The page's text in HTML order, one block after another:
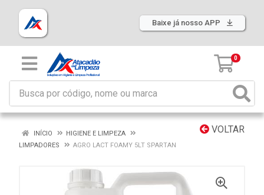
Baixe já nosso APP
0
VOLTAR
INÍCIO
HIGIENE E LIMPEZA
LIMPADORES
AGRO LACT FOAMY 5LT SPARTAN